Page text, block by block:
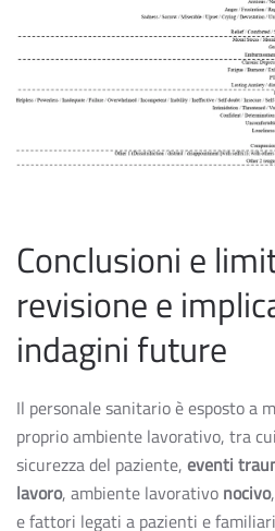
Conclusioni e
revisione e
indagini future
Il personale sanitario è esposto a
proprio ambiente lavorativo, tra cui
sicurezza del paziente, eventi
lavoro, ambiente lavorativo nocivo,
e fattori legati a pazienti e